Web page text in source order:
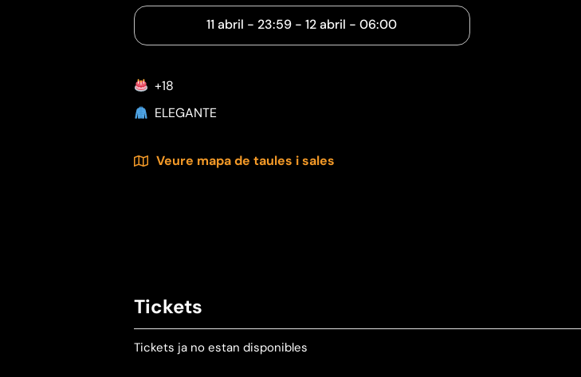
11 abril - 23:59 -12 abril -06:00
+18
ELEGANTE
Veure mapa de taules i sales
Tickets
Tickets ja no estan disponibles